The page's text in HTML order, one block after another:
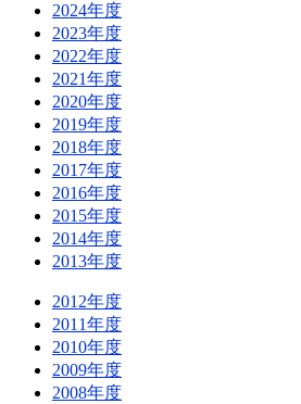
2024年度
2023年度
2022年度
2021年度
2020年度
2019年度
2018年度
2017年度
2016年度
2015年度
2014年度
2013年度
2012年度
2011年度
2010年度
2009年度
2008年度